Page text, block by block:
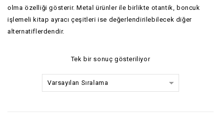
olma özelliği gösterir. Metal ürünler ile birlikte otantik, boncuk
işlemeli kitap ayracı çeşitleri ise değerlendirilebilecek diğer
alternatiflerdendir.
Tek bir sonuç gösteriliyor
Varsayılan Sıralama